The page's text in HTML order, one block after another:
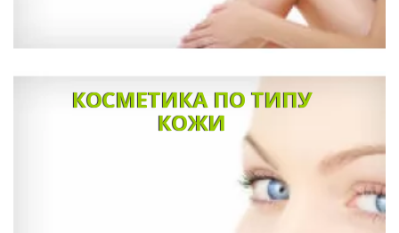
КОСМЕТИКА ПО ТИПУ
КОЖИ